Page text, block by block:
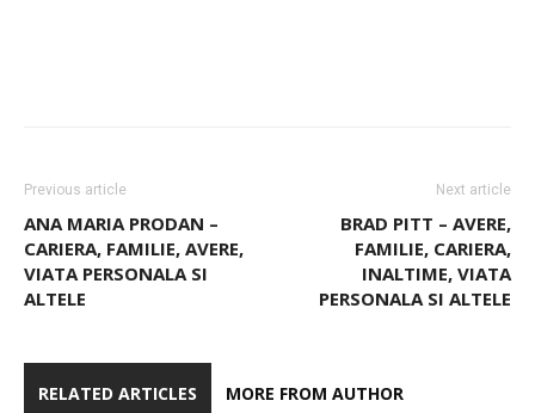
Previous article
ANA MARIA PRODAN –
CARIERA, FAMILIE, AVERE,
VIATA PERSONALA SI
ALTELE
Next article
BRAD PITT – AVERE,
FAMILIE, CARIERA,
INALTIME, VIATA
PERSONALA SI ALTELE
RELATED ARTICLES MORE FROM AUTHOR